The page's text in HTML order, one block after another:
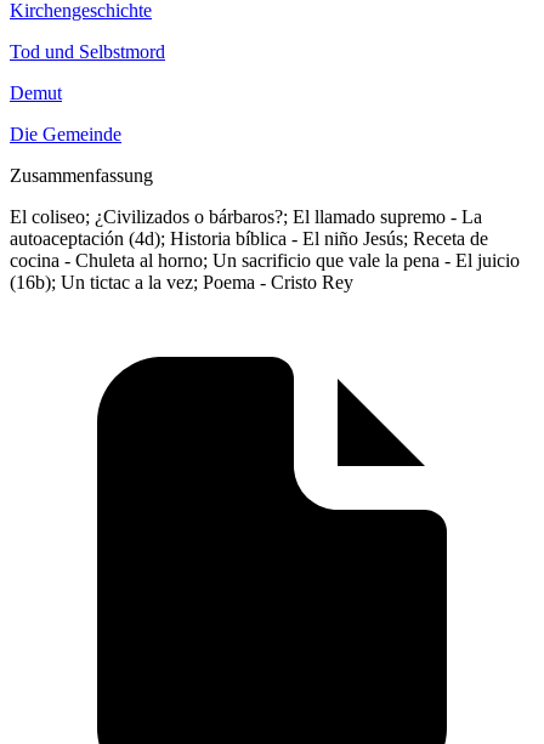
Kirchengeschichte
Tod und Selbstmord
Demut
Die Gemeinde
Zusammenfassung
El coliseo; ¿Civilizados o bárbaros?; El llamado supremo - La
autoaceptación (4d); Historia bíblica - El niño Jesús; Receta de
cocina - Chuleta al horno; Un sacrificio que vale la pena - El juicio
(16b); Un tictac a la vez; Poema - Cristo Rey